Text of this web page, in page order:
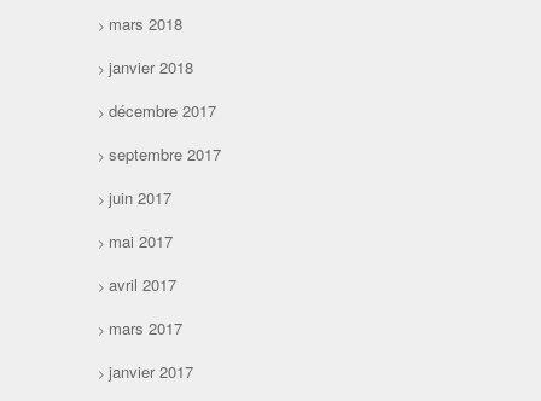
mars 2018
janvier 2018
décembre 2017
septembre 2017
juin 2017
mai 2017
avril 2017
mars 2017
janvier 2017